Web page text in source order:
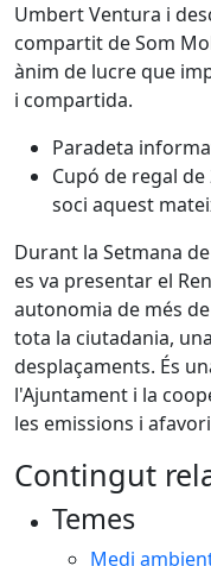
Umbert Ventura i
compartit de Som
ànim de lucre que
i compartida.
Paradeta
Cupó de regal
soci aquest
Durant la Setmana
es va presentar el
autonomia de més
tota la ciutadania,
desplaçaments. És
l'Ajuntament i la
les emissions i
Contingut
Temes
Medi